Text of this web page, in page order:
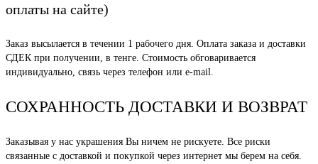
оплаты на сайте)
Заказ высылается в течении 1 рабочего дня. Оплата заказа и доставки
СДЕК при получении, в тенге. Стоимость обговаривается
индивидуально, связь через телефон или e-mail.
СОХРАННОСТЬ ДОСТАВКИ И ВОЗВРАТ
Заказывая у нас украшения Вы ничем не рискуете. Все риски
связанные с доставкой и покупкой через интернет мы берем на себя.